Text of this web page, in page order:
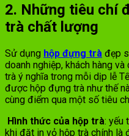
2. Những tiêu chí
trà chất lượng
Sử dụng hộp đựng trà đẹp
doanh nghiệp, khách hàng
trà ý nghĩa trong mỗi dịp lễ
được hộp đựng trà như thế
cùng điểm qua một số tiêu
Hình thức của hộp trà: yếu
khi đặt in vỏ hộp trà chính là